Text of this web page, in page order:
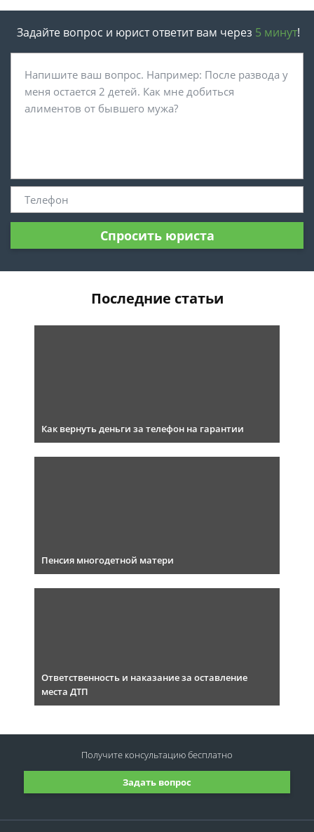
Задайте вопрос и юрист ответит вам через 5 минут!
Спросить юриста
Последние статьи
Как вернуть деньги за телефон на гарантии
Пенсия многодетной матери
Ответственность и наказание за оставление
места ДТП
Задать вопрос
Получите консультациюбесплатно